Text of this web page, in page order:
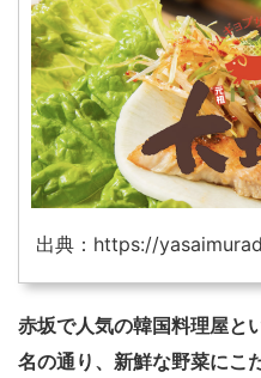
出典：https://
赤坂で人気の韓国料理屋と
名の通り、新鮮な野菜にこ